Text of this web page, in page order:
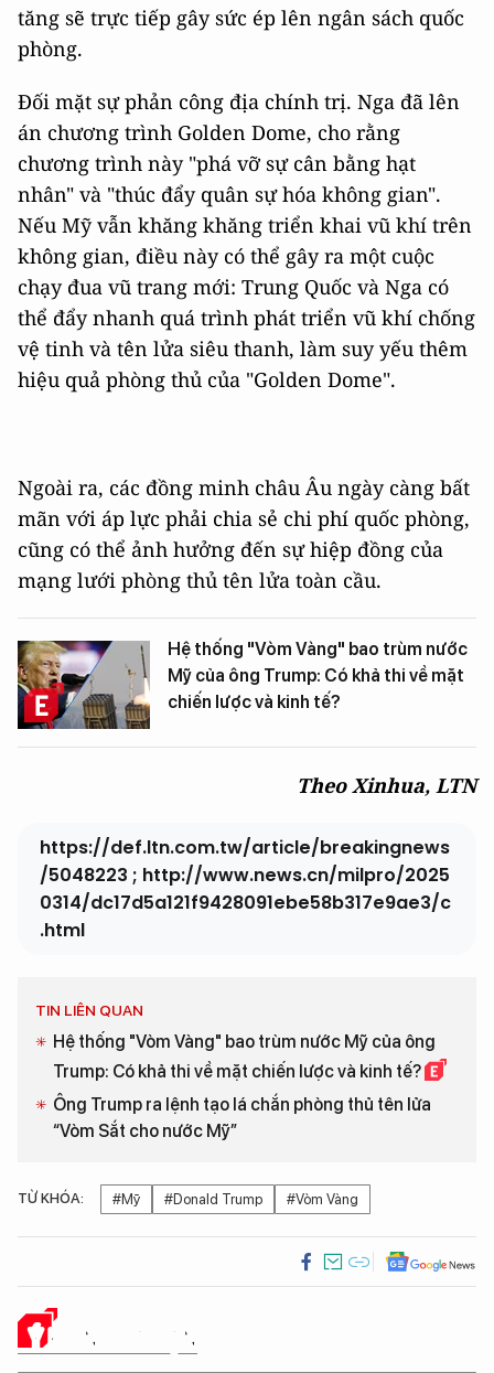
tăng sẽ trực tiếp gây sức ép lên ngân sách quốc
phòng.
Đối mặt sự phản công địa chính trị. Nga đã lên
án chương trình Golden Dome, cho rằng
chương trình này "phá vỡ sự cân bằng hạt
nhân" và "thúc đẩy quân sự hóa không gian".
Nếu Mỹ vẫn khăng khăng triển khai vũ khí trên
không gian, điều này có thể gây ra một cuộc
chạy đua vũ trang mới: Trung Quốc và Nga có
thể đẩy nhanh quá trình phát triển vũ khí chống
vệ tinh và tên lửa siêu thanh, làm suy yếu thêm
hiệu quả phòng thủ của "Golden Dome".
Ngoài ra, các đồng minh châu Âu ngày càng bất
mãn với áp lực phải chia sẻ chi phí quốc phòng,
cũng có thể ảnh hưởng đến sự hiệp đồng của
mạng lưới phòng thủ tên lửa toàn cầu.
Hệ thống "Vòm Vàng" bao trùm nước
Mỹ của ông Trump: Có khả thi về mặt
chiến lược và kinh tế?
Theo Xinhua, LTN
https://def.ltn.com.tw/article/breakingnews
/5048223 ; http://www.news.cn/milpro/2025
0314/dc17d5a121f9428091ebe58b317e9ae3/c
.html
TIN LIÊN QUAN
Hệ thống "Vòm Vàng" bao trùm nước Mỹ của ông
Trump: Có khả thi về mặt chiến lược và kinh tế?
Ông Trump ra lệnh tạo lá chắn phòng thủ tên lửa
“Vòm Sắt cho nước Mỹ”
TỪ KHÓA: #Mỹ #Donald Trump #Vòm Vàng
Ý KIẾN CỦA BẠN